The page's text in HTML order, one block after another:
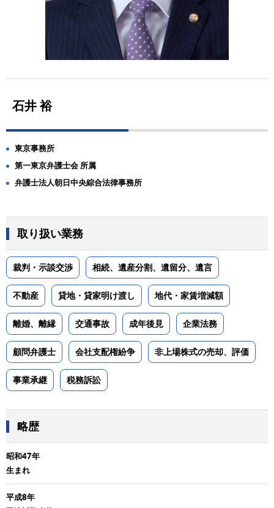
石井 裕
東京事務所
第一東京弁護士会 所属
弁護士法人朝日中央綜合法律事務所
取り扱い業務
裁判・示談交渉 相続、遺産分割、遺留分、遺言
不動産 貸地・貸家明け渡し 地代・家賃増減額
離婚、離縁 交通事故 成年後見 企業法務
顧問弁護士 会社支配権紛争 非上場株式の売却、評価
事業承継 税務訴訟
略歴
昭和47年
生まれ
平成8年